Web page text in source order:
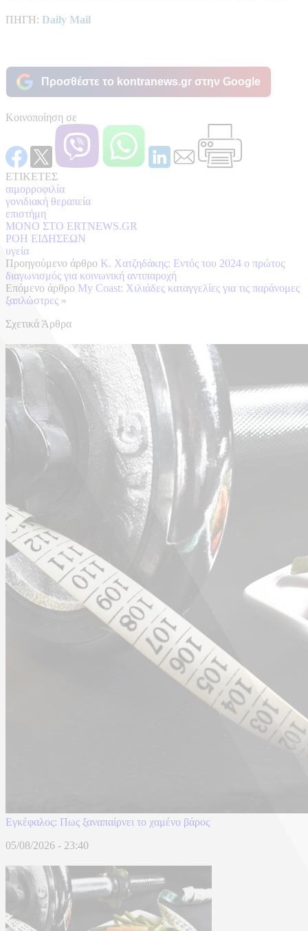
ΠΗΓΗ: Daily Mail
Προσθέστε το kontranews.gr στην Google
Κοινοποίηση σε
ΕΤΙΚΕΤΕΣ
αιμορροφιλία
γονιδιακή θεραπεία
επιστήμη
ΜΟΝΟ ΣΤΟ ERTNEWS.GR
ΡΟΗ ΕΙΔΗΣΕΩΝ
υγεία
Προηγούμενο άρθρο Κ. Χατζηδάκης: Eντός του 2024 ο πρώτος
διαγωνισμός για κοινωνική αντιπαροχή
Επόμενο άρθρο My Coast: Χιλιάδες καταγγελίες για τις παράνομες
ξαπλώστρες »
Σχετικά Άρθρα
Eγκέφαλος: Πως ξαναπαίρνει το χαμένο βάρος
05/08/2026 - 23:40